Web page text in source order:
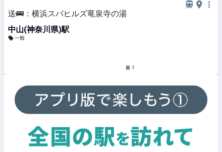
送🚌：横浜スパヒルズ竜泉寺の湯
中山(神奈川県)駅
一般
4